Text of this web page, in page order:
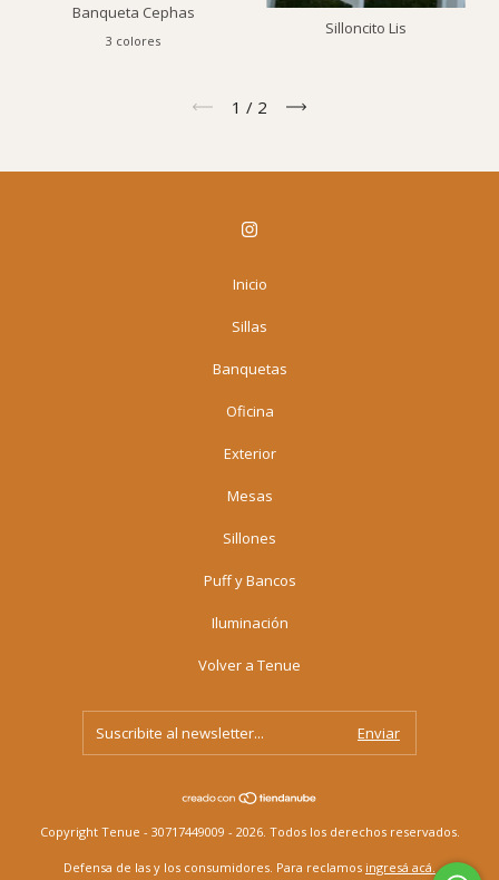
Banqueta Cephas
3 colores
Silloncito Lis
1 / 2
Inicio
Sillas
Banquetas
Oficina
Exterior
Mesas
Sillones
Puff y Bancos
Iluminación
Volver a Tenue
Copyright Tenue - 30717449009 - 2026. Todos los derechos reservados.
Defensa de las y los consumidores. Para reclamos ingresá acá.